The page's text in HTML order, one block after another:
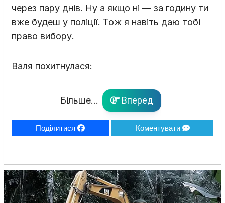
через пару днів. Ну а якщо ні — за годину ти
вже будеш у поліції. Тож я навіть даю тобі
право вибору.
Валя похитнулася:
Більше... Вперед
Поділитися Коментувати